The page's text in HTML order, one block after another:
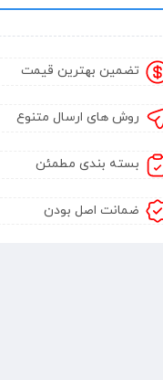
تضمین بهترین قیمت
روش های ارسال متنوع
بسته بندی مطمئن
ضمانت اصل بودن